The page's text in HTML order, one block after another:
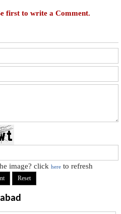
first to write a Comment.
image? clickhere to refresh